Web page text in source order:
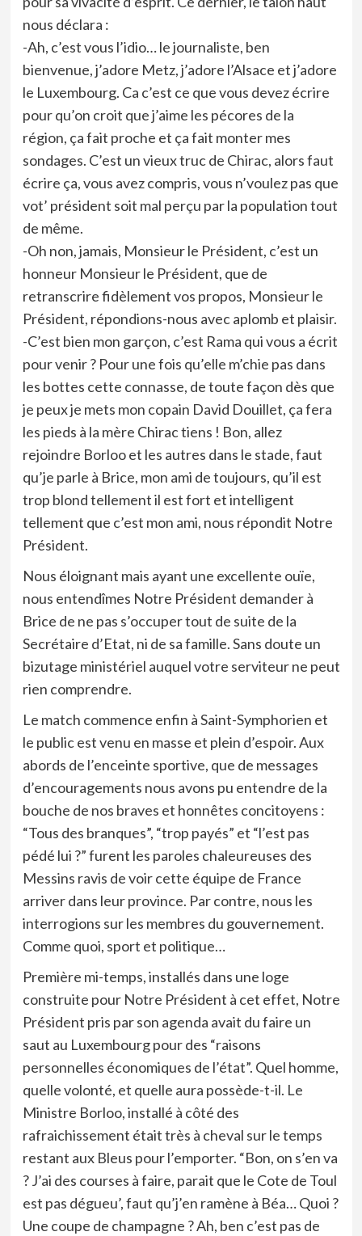
nous déclara :
-Ah, c’est vous l’idio… le journaliste, ben
bienvenue, j’adore Metz, j’adore l’Alsace et j’adore
le Luxembourg. Ca c’est ce que vous devez écrire
pour qu’on croit que j’aime les pécores de la
région, ça fait proche et ça fait monter mes
sondages. C’est un vieux truc de Chirac, alors faut
écrire ça, vous avez compris, vous n’voulez pas que
vot’ président soit mal perçu par la population tout
de même.
-Oh non, jamais, Monsieur le Président, c’est un
honneur Monsieur le Président, que de
retranscrire fidèlement vos propos, Monsieur le
Président, répondions-nous avec aplomb et plaisir.
-C’est bien mon garçon, c’est Rama qui vous a écrit
pour venir ? Pour une fois qu’elle m’chie pas dans
les bottes cette connasse, de toute façon dès que
je peux je mets mon copain David Douillet, ça fera
les pieds à la mère Chirac tiens ! Bon, allez
rejoindre Borloo et les autres dans le stade, faut
qu’je parle à Brice, mon ami de toujours, qu’il est
trop blond tellement il est fort et intelligent
tellement que c’est mon ami, nous répondit Notre
Président.
Nous éloignant mais ayant une excellente ouïe,
nous entendîmes Notre Président demander à
Brice de ne pas s’occuper tout de suite de la
Secrétaire d’Etat, ni de sa famille. Sans doute un
bizutage ministériel auquel votre serviteur ne peut
rien comprendre.
Le match commence enfin à Saint-Symphorien et
le public est venu en masse et plein d’espoir. Aux
abords de l’enceinte sportive, que de messages
d’encouragements nous avons pu entendre de la
bouche de nos braves et honnêtes concitoyens :
“Tous des branques”, “trop payés” et “l’est pas
pédé lui ?” furent les paroles chaleureuses des
Messins ravis de voir cette équipe de France
arriver dans leur province. Par contre, nous les
interrogions sur les membres du gouvernement.
Comme quoi, sport et politique…
Première mi-temps, installés dans une loge
construite pour Notre Président à cet effet, Notre
Président pris par son agenda avait du faire un
saut au Luxembourg pour des “raisons
personnelles économiques de l’état”. Quel homme,
quelle volonté, et quelle aura possède-t-il. Le
Ministre Borloo, installé à côté des
rafraichissement était très à cheval sur le temps
restant aux Bleus pour l’emporter. “Bon, on s’en va
? J’ai des courses à faire, parait que le Cote de Toul
est pas dégueu’, faut qu’j’en ramène à Béa… Quoi ?
Une coupe de champagne ? Ah, ben c’est pas de